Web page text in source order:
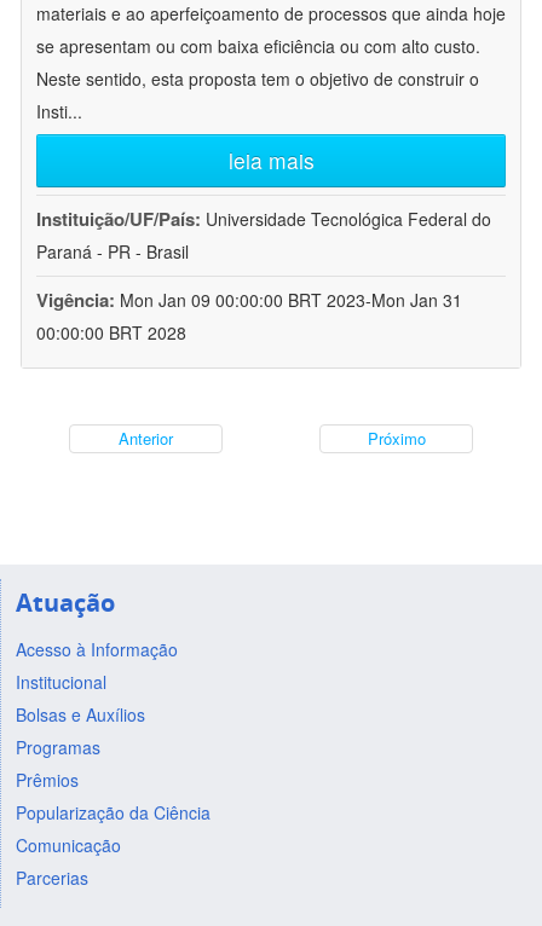
materiais e ao aperfeiçoamento de processos que ainda hoje
se apresentam ou com baixa eficiência ou com alto custo.
Neste sentido, esta proposta tem o objetivo de construir o
Insti...
leia mais
Instituição/UF/País: Universidade Tecnológica Federal do
Paraná - PR - Brasil
Vigência: Mon Jan 09 00:00:00 BRT 2023-Mon Jan 31
00:00:00 BRT 2028
Anterior Próximo
Atuação
Acesso à Informação
Institucional
Bolsas e Auxílios
Programas
Prêmios
Popularização da Ciência
Comunicação
Parcerias